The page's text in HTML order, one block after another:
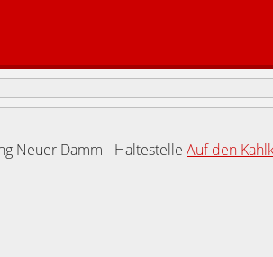
Neuer Damm - Haltestelle Auf den